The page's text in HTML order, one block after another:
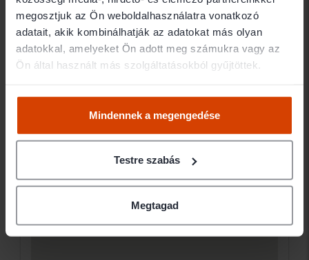
megosztjuk az Ön weboldalhasználatra vonatkozó
adatait, akik kombinálhatják az adatokat más olyan
adatokkal, amelyeket Ön adott meg számukra vagy az
Ön által használt más szolgáltatásokból gyűjtöttek.
Mindennek a megengedése
Testre szabás
Megtagad
Elérhetőségek
5500 Gyomaendrőd Kossuth u. 18.
Ügyfélfogadás